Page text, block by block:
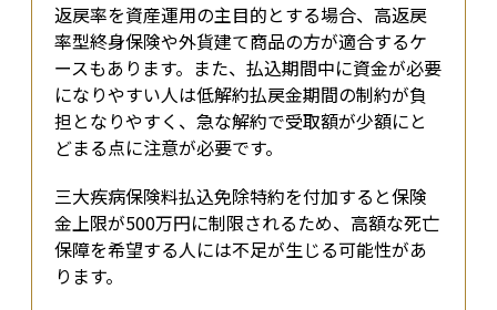
返戻率を資産運用の主目的とする場合、高返戻
率型終身保険や外貨建て商品の方が適合するケ
ースもあります。また、払込期間中に資金が必要
になりやすい人は低解約払戻金期間の制約が負
担となりやすく、急な解約で受取額が少額にと
どまる点に注意が必要です。
三大疾病保険料払込免除特約を付加すると保険
金上限が500万円に制限されるため、高額な死亡
保障を希望する人には不足が生じる可能性があ
ります。